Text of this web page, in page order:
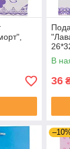
В
36